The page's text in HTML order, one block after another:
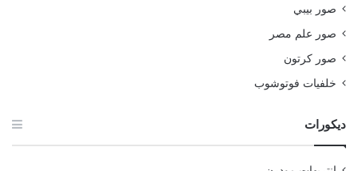
صور بيبي
صور علم مصر
صور كرتون
خلفيات فوتوشوب
ديكورات